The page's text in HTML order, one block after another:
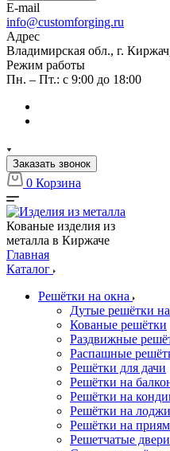
E-mail
info@customforging.ru
Адрес
Владимирская обл., г.
Режим работы
Пн. – Пт.: с 9:00 до 18:00
Заказать звонок
0 Корзина
Кованые изделия из
металла в Киржаче
Главная
Каталог
Решётки на окна
Дутые решётки
Кованые решётки
Раздвижные
Распашные
Решётки для дачи
Решётки на
Решётки на
Решётки на
Решётки на
Решетчатые двери